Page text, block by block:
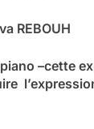
REBOUH
–cette